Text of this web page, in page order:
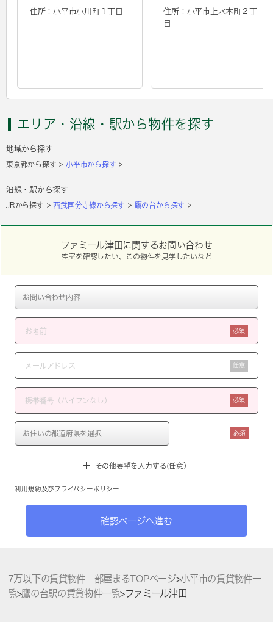
住所：小平市小川町１丁目
住所：小平市上水本町２丁
目
エリア・沿線・駅から物件を探す
地域から探す
東京都から探す 小平市から探す
沿線・駅から探す
JRから探す 西武国分寺線から探す 鷹の台から探す
ファミール津田に関するお問い合わせ
空室を確認したい、この物件を見学したいなど
必須
任意
必須
必須
その他要望を入力する(任意）
利用規約 及び プライバシーポリシー
確認ページへ進む
7万以下の賃貸物件 部屋まるTOPページ>小平市の賃貸物件一
覧>鷹の台駅の賃貸物件一覧>ファミール津田